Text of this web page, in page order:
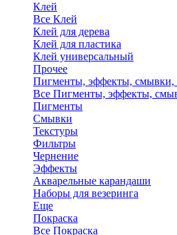
Клей
Все Клей
Клей для дерева
Клей для пластика
Клей универсальный
Прочее
Пигменты, эффекты, смывки,
Все Пигменты, эффекты,
Пигменты
Смывки
Текстуры
Фильтры
Чернение
Эффекты
Акварельные карандаши
Наборы для везеринга
Еще
Покраска
Все Покраска